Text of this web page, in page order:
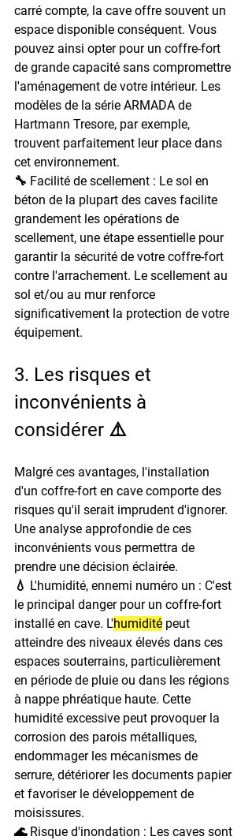
carré compte, la cave offre souvent un
espace disponible conséquent. Vous
pouvez ainsi opter pour un coffre-fort
de grande capacité sans compromettre
l'aménagement de votre intérieur. Les
modèles de la série ARMADA de
Hartmann Tresore, par exemple,
trouvent parfaitement leur place dans
cet environnement.
🔧 Facilité de scellement : Le sol en
béton de la plupart des caves facilite
grandement les opérations de
scellement, une étape essentielle pour
garantir la sécurité de votre coffre-fort
contre l'arrachement. Le scellement au
sol et/ou au mur renforce
significativement la protection de votre
équipement.
3. Les risques et
inconvénients à
considérer ⚠️
Malgré ces avantages, l'installation
d'un coffre-fort en cave comporte des
risques qu'il serait imprudent d'ignorer.
Une analyse approfondie de ces
inconvénients vous permettra de
prendre une décision éclairée.
💧 L'humidité, ennemi numéro un : C'est
le principal danger pour un coffre-fort
installé en cave. L'humidité peut
atteindre des niveaux élevés dans ces
espaces souterrains, particulièrement
en période de pluie ou dans les régions
à nappe phréatique haute. Cette
humidité excessive peut provoquer la
corrosion des parois métalliques,
endommager les mécanismes de
serrure, détériorer les documents papier
et favoriser le développement de
moisissures.
🌊 Risque d'inondation : Les caves sont